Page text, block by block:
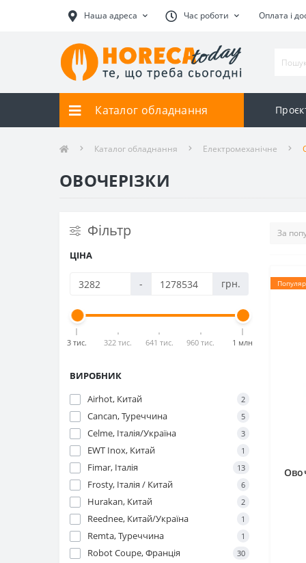
Наша адреса Час роботи Оплата і
Каталог обладнання
Каталог обладнання Електромеханічне
ОВОЧЕРІЗКИ
Фільтр
ЦІНА
- грн.
3 тис. 322 тис. 641 тис. 960 тис. 1 млн
ВИРОБНИК
Airhot, Китай
2
Cancan, Туреччина 5
Celme, Італія/Україна 3
EWT Inox, Китай 1
Fimar, Італія 13
Frosty, Італія / Китай 6
Hurakan, Китай 2
Reednee, Китай/Україна 1
Remta, Туреччина 1
Robot Coupe, Франція 30